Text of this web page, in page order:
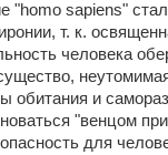
"homo sapiens"
т. к.
человека
обитания и
"венцом
для